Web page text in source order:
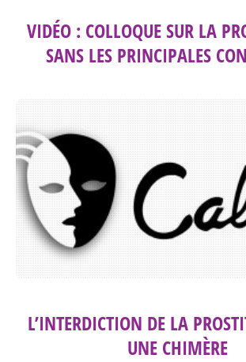
VIDÉO : COLLOQUE SUR LA
SANS LES PRINCIPALES
L’INTERDICTION DE LA
UNE CHIMÈRE